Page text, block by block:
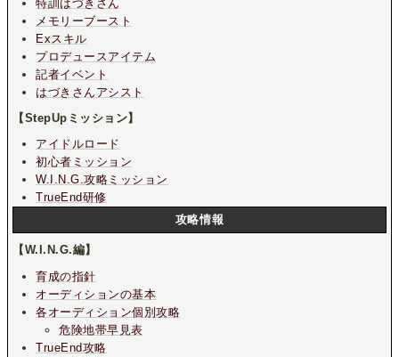
特訓はづきさん
メモリーブースト
Exスキル
プロデュースアイテム
記者イベント
はづきさんアシスト
【StepUpミッション】
アイドルロード
初心者ミッション
W.I.N.G.攻略ミッション
TrueEnd研修
攻略情報
【W.I.N.G.編】
育成の指針
オーディションの基本
各オーディション個別攻略
危険地帯早見表
TrueEnd攻略